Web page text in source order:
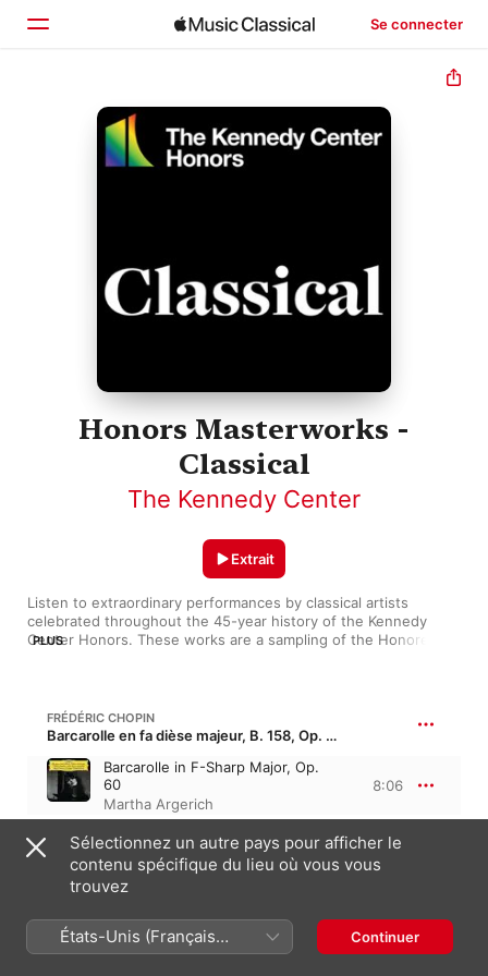
Se connecter
Accueil
Parcourir
Honors Masterworks -
Classical
The Kennedy Center
Listen to extraordinary performances by classical artists
celebrated throughout the 45-year history of the Kennedy
Center Honors. These works are a sampling of the Honorees'
PLUS
Extrait
FRÉDÉRIC CHOPIN
Barcarolle en fa dièse majeur, B. 158, Op. 60
Barcarolle in F-Sharp Major, Op.
60
Martha Argerich
8:06
NICCOLÒ PAGANINI
24 Caprices, MS 25, Op. 1
Midori Goto
4:46
Sélectionnez un autre pays pour afficher le
contenu spécifique du lieu où vous vous
trouvez
États-Unis (Français
France)
Continuer